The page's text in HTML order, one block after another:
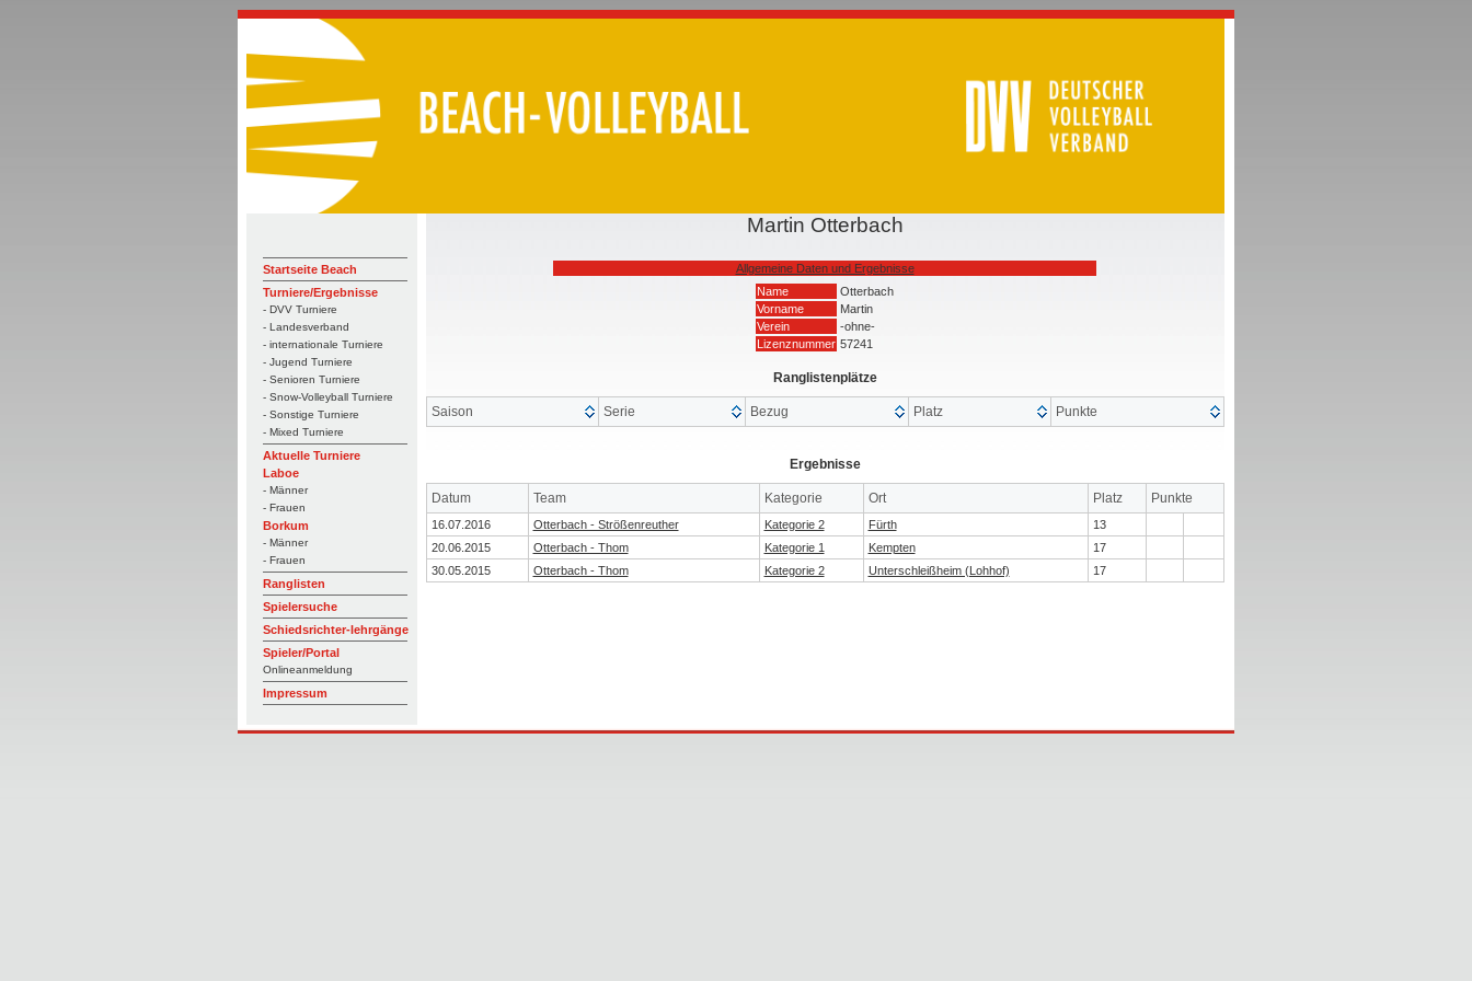
Startseite Beach
Turniere/Ergebnisse
- DVV Turniere
- Landesverband
- internationale Turniere
- Jugend Turniere
- Senioren Turniere
- Snow-Volleyball Turniere
- Sonstige Turniere
- Mixed Turniere
Aktuelle Turniere
Laboe
- Männer
- Frauen
Borkum
- Männer
- Frauen
Ranglisten
Spielersuche
Schiedsrichter-lehrgänge
Spieler/Portal
Onlineanmeldung
Impressum
Martin Otterbach
Allgemeine Daten und Ergebnisse
Name
Otterbach
Vorname
Martin
Verein
-ohne-
Lizenznummer 57241
Ranglistenplätze
Saison Serie Bezug Platz Punkte
Ergebnisse
Datum Team Kategorie Ort Platz Punkte
16.07.2016 Otterbach - Strößenreuther Kategorie 2 Fürth
13
20.06.2015
Otterbach - Thom Kategorie 1 Kempten
17
30.05.2015
Otterbach - Thom Kategorie 2 Unterschleißheim (Lohhof) 17